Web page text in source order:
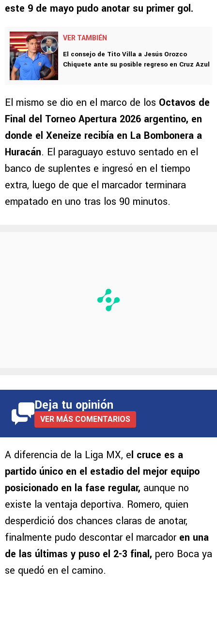
este 9 de mayo pudo anotar su primer gol.
VER TAMBIÉN
El consejo de Tito Villa a Jesús Orozco
Chiquete ante su posible regreso en Cruz Azul
El mismo se dio en el marco de los Octavos de
Final del Torneo Apertura 2026 argentino, en
donde el Xeneize recibía en La Bombonera a
Huracán. El paraguayo estuvo sentado en el
banco de suplentes e ingresó en el tiempo
extra, luego de que el marcador terminara
empatado en uno tras los 90 minutos.
Deja tu opinión
VER MÁS COMENTARIOS
A diferencia de la Liga MX, el cruce es a
partido único en el estadio del mejor equipo
posicionado en la fase regular, aunque no
existe la ventaja deportiva. Romero, quien
desperdició dos chances claras de anotar,
finalmente pudo descontar el marcadoren una
de las últimas y puso el 2-3 final, pero Boca ya
se quedó en el camino.